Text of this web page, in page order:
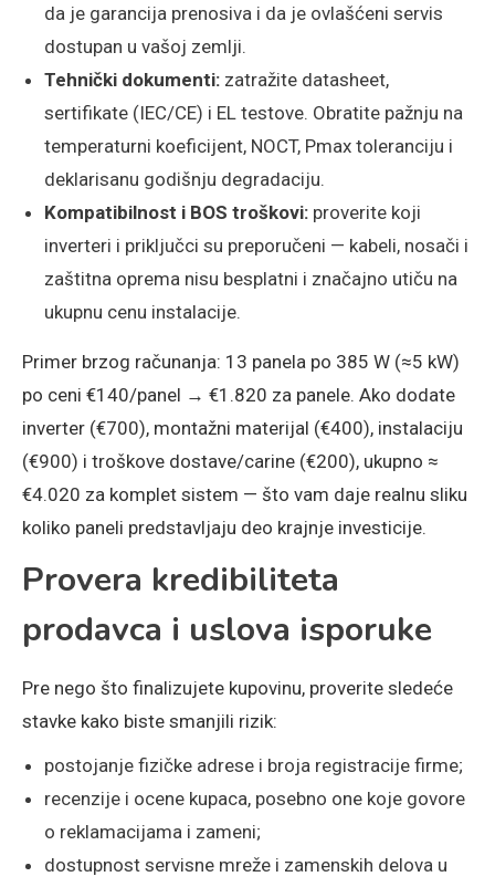
da je garancija prenosiva i da je ovlašćeni servis
dostupan u vašoj zemlji.
Tehnički dokumenti: zatražite datasheet,
sertifikate (IEC/CE) i EL testove. Obratite pažnju na
temperaturni koeficijent, NOCT, Pmax toleranciju i
deklarisanu godišnju degradaciju.
Kompatibilnost i BOS troškovi: proverite koji
inverteri i priključci su preporučeni — kabeli, nosači i
zaštitna oprema nisu besplatni i značajno utiču na
ukupnu cenu instalacije.
Primer brzog računanja: 13 panela po 385 W (≈5 kW)
po ceni €140/panel → €1.820 za panele. Ako dodate
inverter (€700), montažni materijal (€400), instalaciju
(€900) i troškove dostave/carine (€200), ukupno ≈
€4.020 za komplet sistem — što vam daje realnu sliku
koliko paneli predstavljaju deo krajnje investicije.
Provera kredibiliteta
prodavca i uslova isporuke
Pre nego što finalizujete kupovinu, proverite sledeće
stavke kako biste smanjili rizik:
postojanje fizičke adrese i broja registracije firme;
recenzije i ocene kupaca, posebno one koje govore
o reklamacijama i zameni;
dostupnost servisne mreže i zamenskih delova u